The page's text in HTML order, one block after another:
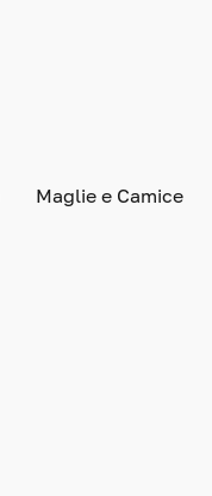
Maglie e Camice